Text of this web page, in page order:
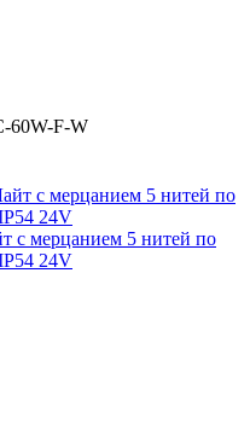
60W-F-W
с мерцанием 5 нитей по
24V